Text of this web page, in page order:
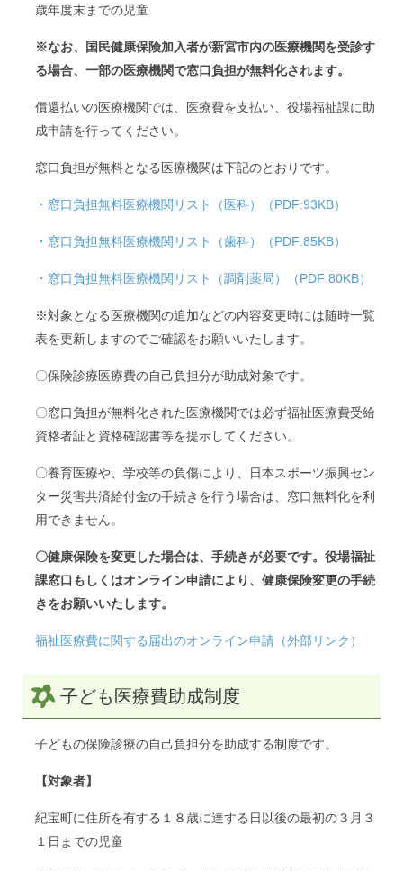
歳年度末までの児童
※なお、国民健康保険加入者が新宮市内の医療機関を受診す
る場合、一部の医療機関で窓口負担が無料化されます。
償還払いの医療機関では、医療費を支払い、役場福祉課に助
成申請を行ってください。
窓口負担が無料となる医療機関は下記のとおりです。
・窓口負担無料医療機関リスト（医科）（PDF:93KB）
・窓口負担無料医療機関リスト（歯科）（PDF:85KB）
・窓口負担無料医療機関リスト（調剤薬局）（PDF:80KB）
※対象となる医療機関の追加などの内容変更時には随時一覧
表を更新しますのでご確認をお願いいたします。
〇保険診療医療費の自己負担分が助成対象です。
〇窓口負担が無料化された医療機関では必ず福祉医療費受給
資格者証と資格確認書等を提示してください。
〇養育医療や、学校等の負傷により、日本スポーツ振興セン
ター災害共済給付金の手続きを行う場合は、窓口無料化を利
用できません。
〇健康保険を変更した場合は、手続きが必要です。役場福祉
課窓口もしくはオンライン申請により、健康保険変更の手続
きをお願いいたします。
福祉医療費に関する届出のオンライン申請（外部リンク）
子ども医療費助成制度
子どもの保険診療の自己負担分を助成する制度です。
【対象者】
紀宝町に住所を有する１８歳に達する日以後の最初の３月３
１日までの児童